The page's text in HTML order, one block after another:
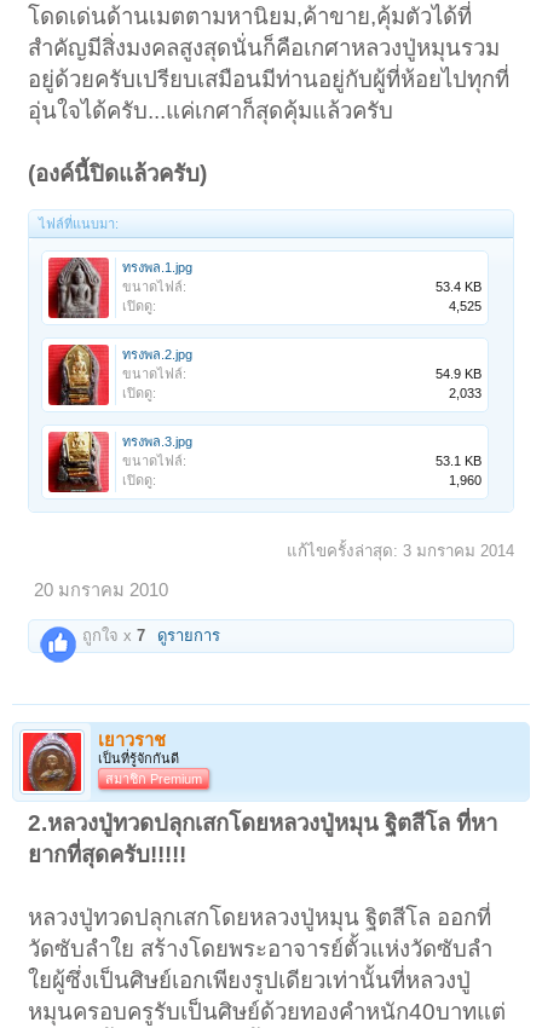
โดดเด่นด้านเมตตามหานิยม,ค้าขาย,คุ้มตัวได้ที่
สำคัญมีสิ่งมงคลสูงสุดนั่นก็คือเกศาหลวงปู่หมุนรวม
อยู่ด้วยครับเปรียบเสมือนมีท่านอยู่กับผู้ที่ห้อยไปทุกที่
อุ่นใจได้ครับ...แค่เกศาก็สุดคุ้มแล้วครับ
(องค์นี้ปิดแล้วครับ)
ไฟล์ที่แนบมา:
ทรงพล.1.jpg
ขนาดไฟล์:
53.4 KB
เปิดดู:
4,525
ทรงพล.2.jpg
ขนาดไฟล์:
54.9 KB
เปิดดู:
2,033
ทรงพล.3.jpg
ขนาดไฟล์:
53.1 KB
เปิดดู:
1,960
แก้ไขครั้งล่าสุด: 3 มกราคม 2014
20 มกราคม 2010
ถูกใจ x7 ดูรายการ
เยาวราช
เป็นที่รู้จักกันดี
สมาชิก Premium
2.หลวงปู่ทวดปลุกเสกโดยหลวงปู่หมุน ฐิตสีโล ที่หา
ยากที่สุดครับ!!!!!
หลวงปู่ทวดปลุกเสกโดยหลวงปู่หมุน ฐิตสีโล ออกที่
วัดซับลำใย สร้างโดยพระอาจารย์ตั้วแห่งวัดซับลำ
ใยผู้ซึ่งเป็นศิษย์เอกเพียงรูปเดียวเท่านั้นที่หลวงปู่
หมุนครอบครูรับเป็นศิษย์ด้วยทองคำหนัก40บาทแต่